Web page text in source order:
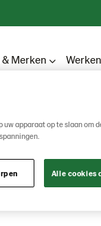
Merken
uw apparaat op te slaan om
Alle cookies